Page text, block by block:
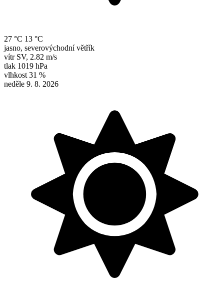
27 °C 13 °C
jasno, severovýchodní větřík
vítr SV, 2.82 m/s
tlak 1019 hPa
vlhkost 31 %
neděle 9. 8. 2026